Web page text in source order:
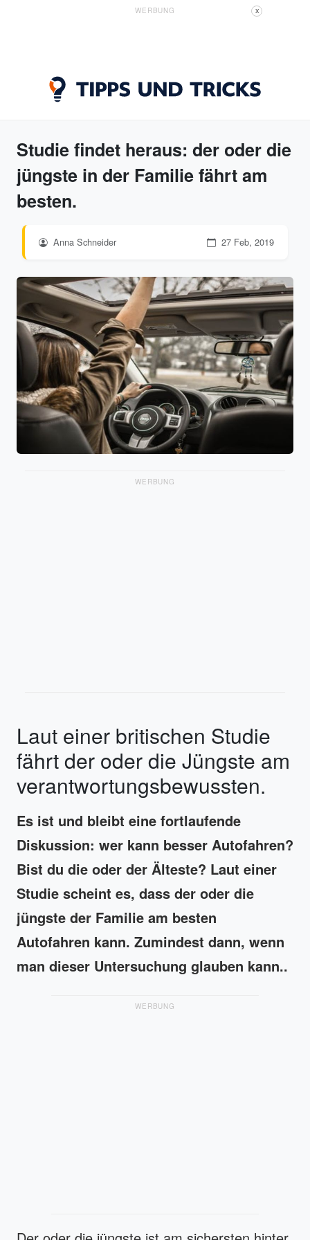
WERBUNG X
Studie findet heraus: der oder die
jüngste in der Familie fährt am
besten.
Anna Schneider 27 Feb, 2019
WERBUNG
Laut einer britischen Studie
fährt der oder die Jüngste am
verantwortungsbewussten.
Es ist und bleibt eine fortlaufende
Diskussion: wer kann besser Autofahren?
Bist du die oder der Älteste? Laut einer
Studie scheint es, dass der oder die
jüngste der Familie am besten
Autofahren kann. Zumindest dann, wenn
man dieser Untersuchung glauben kann..
WERBUNG